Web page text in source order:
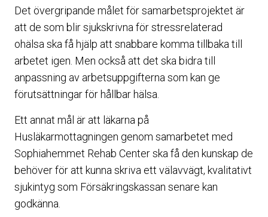
Det övergripande målet för samarbetsprojektet är
att de som blir sjukskrivna för stressrelaterad
ohälsa ska få hjälp att snabbare komma tillbaka till
arbetet igen. Men också att det ska bidra till
anpassning av arbetsuppgifterna som kan ge
förutsättningar för hållbar hälsa.
Ett annat mål är att läkarna på
Husläkarmottagningen genom samarbetet med
Sophiahemmet Rehab Center ska få den kunskap de
behöver för att kunna skriva ett välavvägt, kvalitativt
sjukintyg som Försäkringskassan senare kan
godkänna.